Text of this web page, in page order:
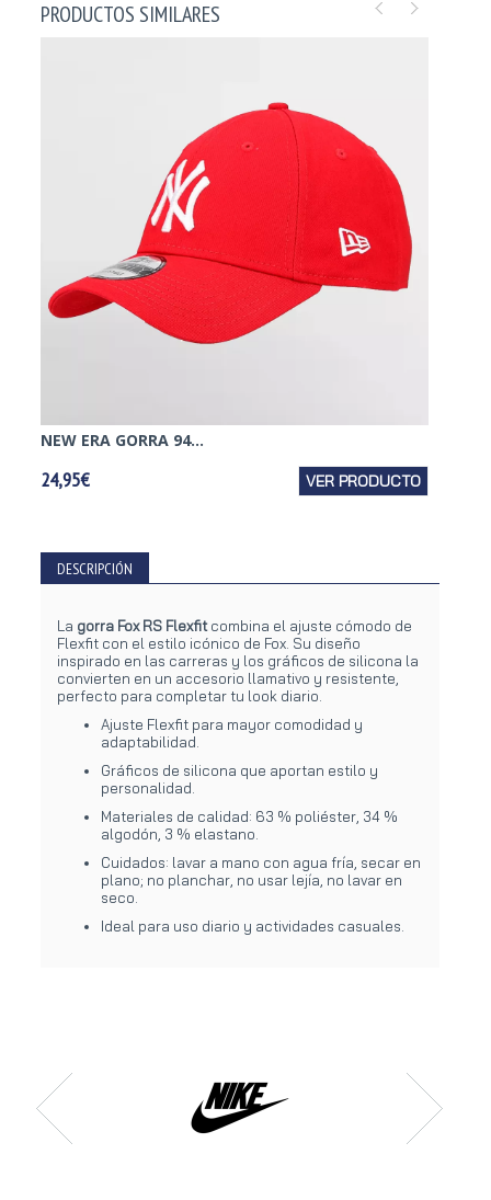
PRODUCTOS SIMILARES
NEW ERA GORRA 94...
24,95€ VER PRODUCTO
DESCRIPCIÓN
La gorra Fox RS Flexfitcombina el ajuste cómodo de
Flexfit con el estilo icónico de Fox. Su diseño
inspirado en las carreras y los gráficos de silicona la
convierten en un accesorio llamativo y resistente,
perfecto para completar tu look diario.
Ajuste Flexfit para mayor comodidad y
adaptabilidad.
Gráficos de silicona que aportan estilo y
personalidad.
Materiales de calidad: 63 % poliéster, 34 %
algodón, 3 % elastano.
Cuidados: lavar a mano con agua fría, secar en
plano; no planchar, no usar lejía, no lavar en
seco.
Ideal para uso diario y actividades casuales.